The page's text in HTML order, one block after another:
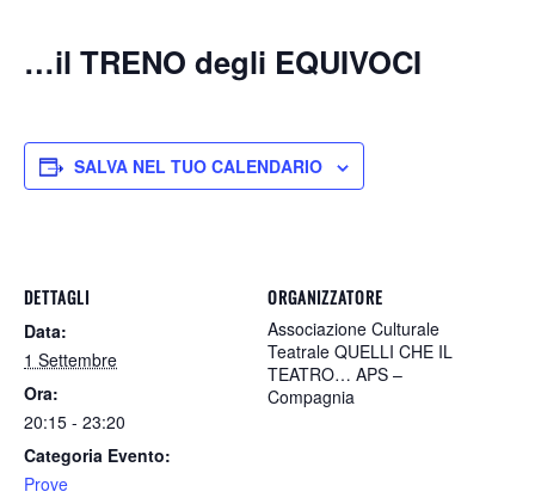
…il TRENO degli EQUIVOCI
SALVA NEL TUO CALENDARIO
DETTAGLI
Data:
1 Settembre
Ora:
20:15 - 23:20
Categoria Evento:
Prove
ORGANIZZATORE
Associazione Culturale
Teatrale QUELLI CHE IL
TEATRO… APS –
Compagnia